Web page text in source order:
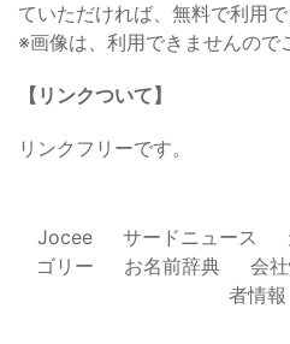
ていただければ、無料で利用で
※画像は、利用できませんので
【リンクついて】
リンクフリーです。
Jocee サードニュース
ゴリー
お名前辞典 会
者情報